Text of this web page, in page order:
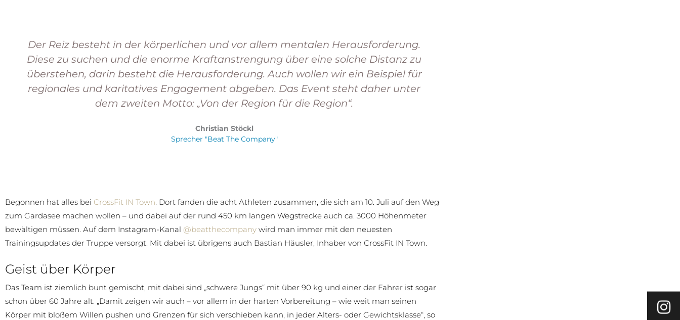
Der Reiz besteht in der körperlichen und vor allem mentalen Herausforderung.
Diese zu suchen und die enorme Kraftanstrengung über eine solche Distanz zu
überstehen, darin besteht die Herausforderung. Auch wollen wir ein Beispiel für
regionales und karitatives Engagement abgeben. Das Event steht daher unter
dem zweiten Motto: „Von der Region für die Region“.
Christian Stöckl
Sprecher "Beat The Company"
Begonnen hat alles bei CrossFit IN Town. Dort fanden die acht Athleten zusammen, die sich am 10. Juli auf den Weg
zum Gardasee machen wollen – und dabei auf der rund 450 km langen Wegstrecke auch ca. 3000 Höhenmeter
bewältigen müssen. Auf dem Instagram-Kanal @beatthecompany wird man immer mit den neuesten
Trainingsupdates der Truppe versorgt. Mit dabei ist übrigens auch Bastian Häusler, Inhaber von CrossFit IN Town.
Geist über Körper
Das Team ist ziemlich bunt gemischt, mit dabei sind „schwere Jungs“ mit über 90 kg und einer der Fahrer ist sogar
schon über 60 Jahre alt. „Damit zeigen wir auch – vor allem in der harten Vorbereitung – wie weit man seinen
Körper mit bloßem Willen pushen und Grenzen für sich verschieben kann, in jeder Alters- oder Gewichtsklasse“, so